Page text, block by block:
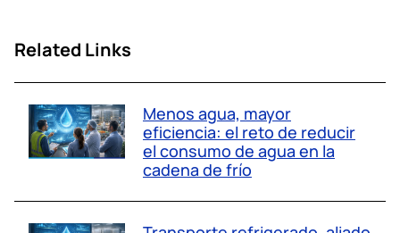
Related Links
Menos agua, mayor
eficiencia: el reto de reducir
el consumo de agua en la
cadena de frío